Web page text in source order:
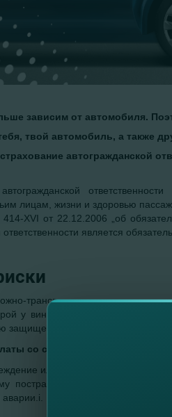
зависим от автомобиля.
твой автомобиль, а также
автогражданской
лицам, жизни и здоровью
XVI от 22.12.2006 „об
является
транспортного
у виновника аварии заключен
защищенность.
со стороны страховщика:
или порчу имущества,
пострадавшему в случае